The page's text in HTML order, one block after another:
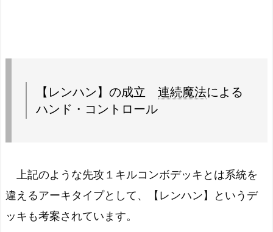
【レンハン】の成立 連続魔法による
ハンド・コントロール
上記のような先攻１キルコンボデッキとは系統を
違えるアーキタイプとして、【レンハン】というデ
ッキも考案されています。